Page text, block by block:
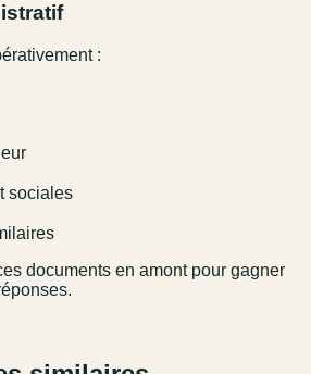
:
sociales
documents en amont pour gagner